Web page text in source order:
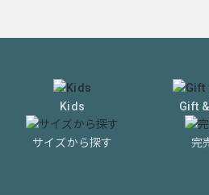
Kids Gift
サイズから探す 完